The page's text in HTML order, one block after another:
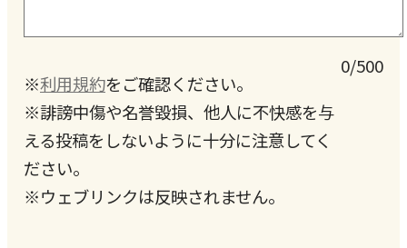
※利用規約をご確認ください。
※誹謗中傷や名誉毀損、他人に不快感を与
える投稿をしないように十分に注意してく
ださい。
※ウェブリンクは反映されません。
0/500